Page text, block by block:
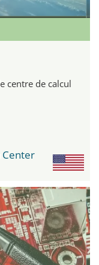
centre de calcul
Center